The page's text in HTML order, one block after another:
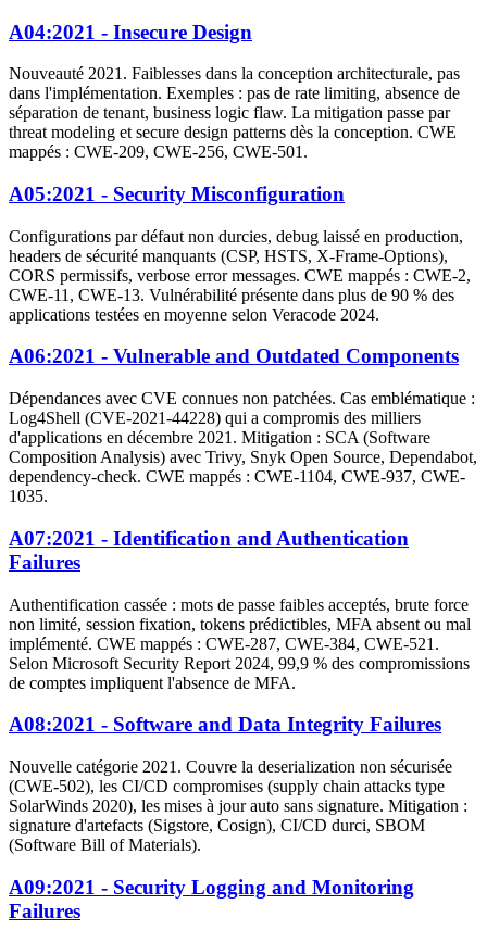
A04:2021 - Insecure Design
Nouveauté 2021. Faiblesses dans la conception architecturale, pas
dans l'implémentation. Exemples : pas de rate limiting, absence de
séparation de tenant, business logic flaw. La mitigation passe par
threat modeling et secure design patterns dès la conception. CWE
mappés : CWE-209, CWE-256, CWE-501.
A05:2021 - Security Misconfiguration
Configurations par défaut non durcies, debug laissé en production,
headers de sécurité manquants (CSP, HSTS, X-Frame-Options),
CORS permissifs, verbose error messages. CWE mappés : CWE-2,
CWE-11, CWE-13. Vulnérabilité présente dans plus de 90 % des
applications testées en moyenne selon Veracode 2024.
A06:2021 - Vulnerable and Outdated Components
Dépendances avec CVE connues non patchées. Cas emblématique :
Log4Shell (CVE-2021-44228) qui a compromis des milliers
d'applications en décembre 2021. Mitigation : SCA (Software
Composition Analysis) avec Trivy, Snyk Open Source, Dependabot,
dependency-check. CWE mappés : CWE-1104, CWE-937, CWE-
1035.
A07:2021 - Identification and Authentication
Failures
Authentification cassée : mots de passe faibles acceptés, brute force
non limité, session fixation, tokens prédictibles, MFA absent ou mal
implémenté. CWE mappés : CWE-287, CWE-384, CWE-521.
Selon Microsoft Security Report 2024, 99,9 % des compromissions
de comptes impliquent l'absence de MFA.
A08:2021 - Software and Data Integrity Failures
Nouvelle catégorie 2021. Couvre la deserialization non sécurisée
(CWE-502), les CI/CD compromises (supply chain attacks type
SolarWinds 2020), les mises à jour auto sans signature. Mitigation :
signature d'artefacts (Sigstore, Cosign), CI/CD durci, SBOM
(Software Bill of Materials).
A09:2021 - Security Logging and Monitoring
Failures